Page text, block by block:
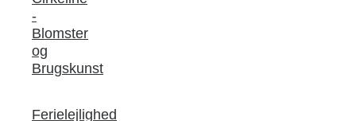
-
Blomster
og
Brugskunst
Ferielejlighed